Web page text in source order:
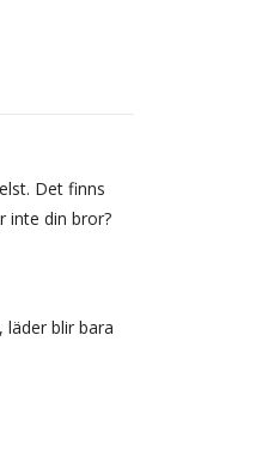
Det finns
inte din bror?
blir bara